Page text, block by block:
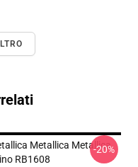
Metallica Metallica
RB1608
-20%